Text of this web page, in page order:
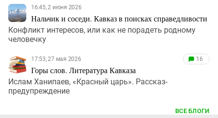
16:45, 2 июня 2026
Нальчик и соседи. Кавказ в поисках справедливости
Конфликт интересов, или как не порадеть родному
человечку
17:53, 27 мая 2026
Горы слов. Литература Кавказа
16
Ислам Ханипаев, «Красный царь». Рассказ-
предупреждение
ВСЕ БЛОГИ